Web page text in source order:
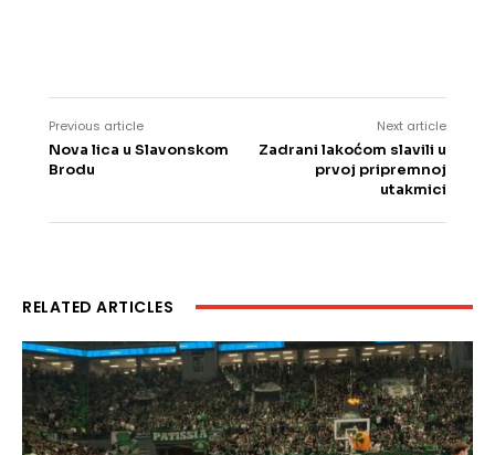
Previous article
Nova lica u Slavonskom
Brodu
Next article
Zadrani lakoćom slavili u
prvoj pripremnoj
utakmici
RELATED ARTICLES